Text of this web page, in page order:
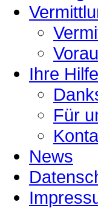
Ihre Hilfe
Für
News